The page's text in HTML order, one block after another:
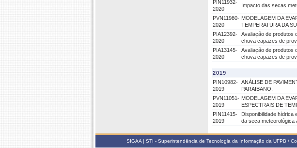
PIN11932-
2020
Impacto das secas
PVN11980-
2020
MODELAGEM DA
TEMPERATURA DA
PIA12392-
2020
Avaliação de produtos
chuva capazes de
PIA13145-
2020
Avaliação de produtos
chuva capazes de
2019
PIN10982-
2019
ANÁLISE DE
PARAIBANO.
PVN11051-
2019
MODELAGEM DA
ESPECTRAIS DE
PIN11415-
2019
Disponibilidade hídrica
da seca meteorológica
SIGAA | STI - Superintendência de Tecnologia da Informação da UFPB /